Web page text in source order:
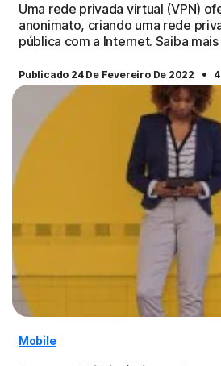
Uma rede privada virtual (VPN)
anonimato, criando uma rede
pública com a Internet. Saiba
Publicado 24 De Fevereiro De 2022 ·
Mobile